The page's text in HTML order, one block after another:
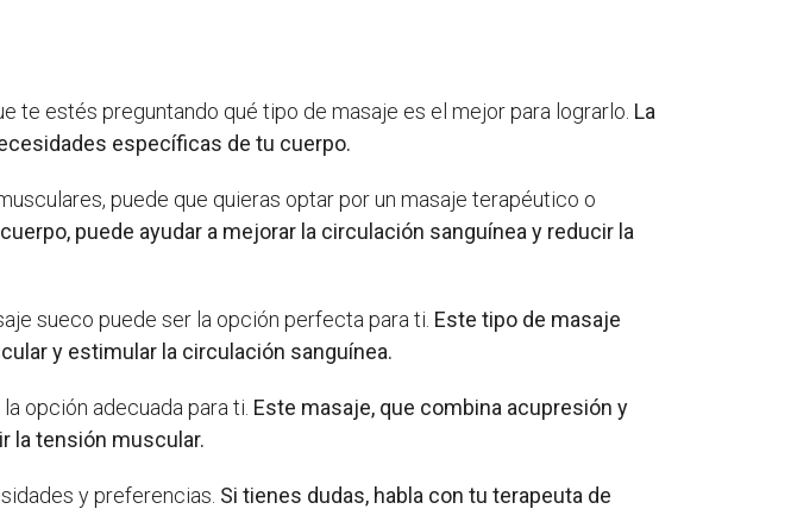
estés preguntando qué tipo de masaje es el mejor para lograrlo. La
específicas de tu cuerpo.
puede que quieras optar por un masaje terapéutico o
puede ayudar a mejorar la circulación sanguínea y reducir la
sueco puede ser la opción perfecta para ti. Este tipo de masaje
y estimular la circulación sanguínea.
opción adecuada para ti. Este masaje, que combina acupresión y
la tensión muscular.
y preferencias. Si tienes dudas, habla con tu terapeuta de